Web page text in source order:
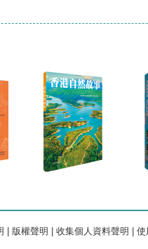
版權聲明 收集個人資料聲明
使